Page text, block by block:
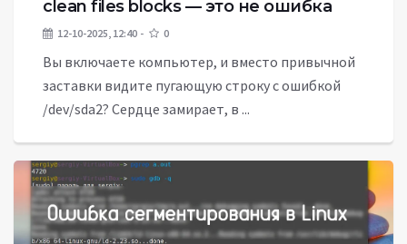
clean files blocks — это не ошибка
12-10-2025, 12:40 0
Вы включаете компьютер, и вместо привычной
заставки видите пугающую строку с ошибкой
/dev/sda2? Сердце замирает, в ...